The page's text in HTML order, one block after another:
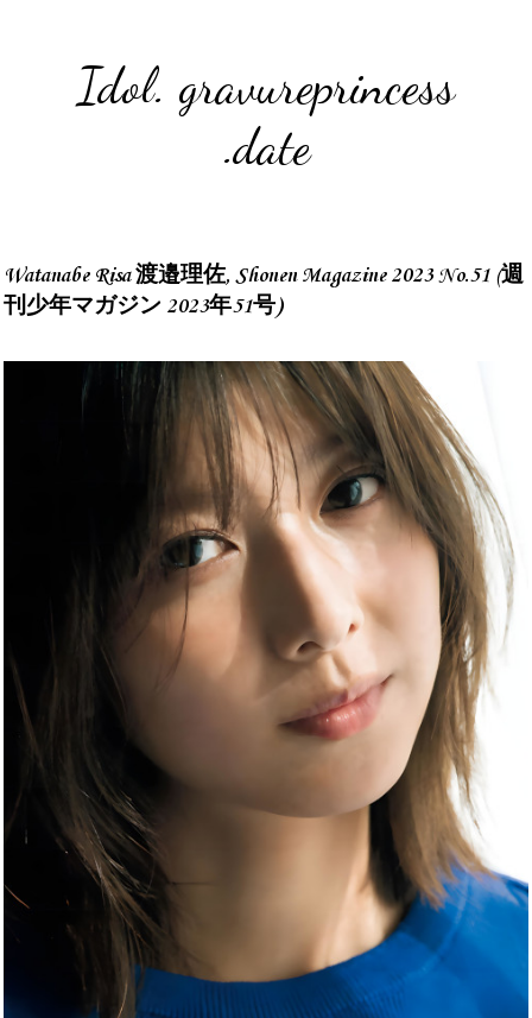
Idol. gravureprincess
.date
Watanabe Risa 渡邉理佐, Shonen Magazine 2023 No.51 (週
刊少年マガジン 2023年51号)